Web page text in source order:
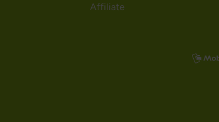
Affiliate